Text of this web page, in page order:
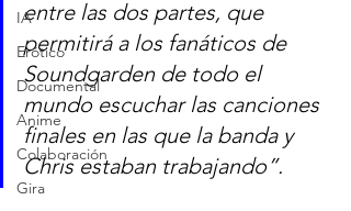
IA
Erótico
Documental
Anime
Colaboración
Gira
entre las dos partes, que
permitirá a los fanáticos de
Soundgarden de todo el
mundo escuchar las canciones
finales en las que la banda y
Chris estaban trabajando”.